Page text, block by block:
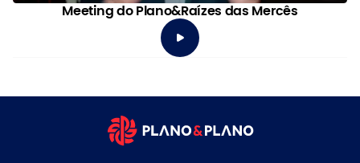
Meeting do Plano&Raízes das Mercês